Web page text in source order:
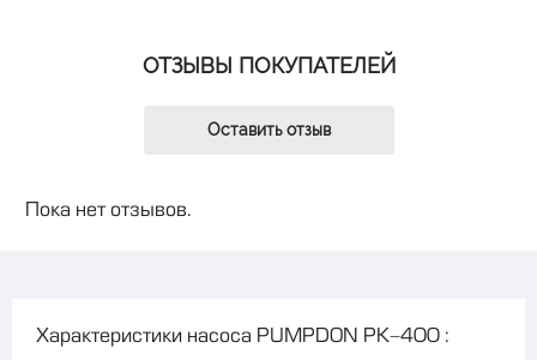
ОТЗЫВЫ ПОКУПАТЕЛЕЙ
Оставить отзыв
Пока нет отзывов.
Характеристики насоса PUMPDON PK-400 :